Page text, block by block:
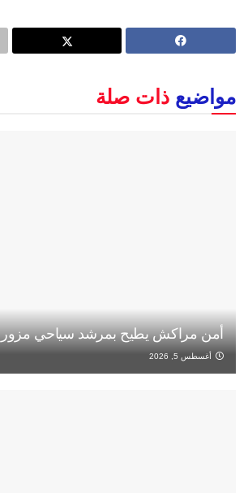
مواضيع ذات صلة
أمن مراكش يطيح بمرشد سياحي مزور
أغسطس 5, 2026